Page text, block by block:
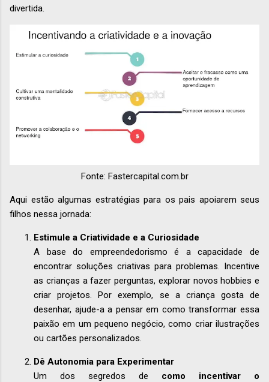
divertida.
Fonte: Fastercapital.com.br
Aqui estão algumas estratégias para os pais apoiarem seus
filhos nessa jornada:
Estimule a Criatividade e a Curiosidade
A base do empreendedorismo é a capacidade de
encontrar soluções criativas para problemas. Incentive
as crianças a fazer perguntas, explorar novos hobbies e
criar projetos. Por exemplo, se a criança gosta de
desenhar, ajude-a a pensar em como transformar essa
paixão em um pequeno negócio, como criar ilustrações
ou cartões personalizados.
Dê Autonomia para Experimentar
Um dos segredos de como incentivar o